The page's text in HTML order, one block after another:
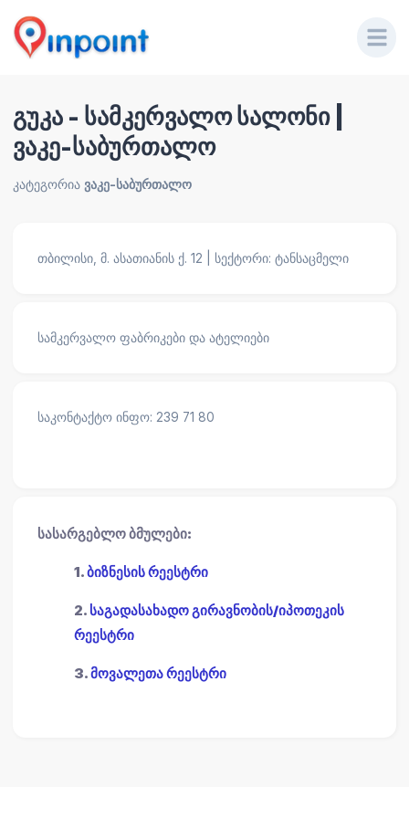
გუკა - სამკერვალო სალონი |
ვაკე-საბურთალო
კატეგორია ვაკე-საბურთალო
თბილისი, მ. ასათიანის ქ. 12 | სექტორი: ტანსაცმელი
სამკერვალო ფაბრიკები და ატელიები
საკონტაქტო ინფო: 239 71 80
სასარგებლო ბმულები:
1.ბიზნესის რეესტრი
2. საგადასახადო გირავნობის/იპოთეკის
რეესტრი
3.მოვალეთა რეესტრი